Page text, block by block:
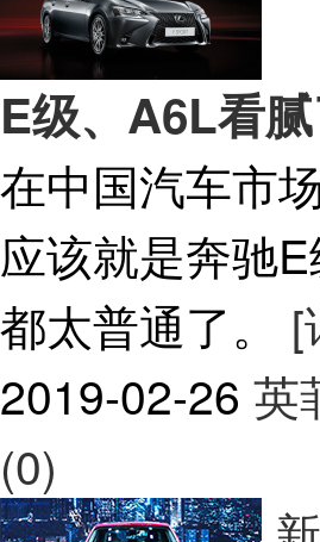
E级、A6L看
在中国汽车市
应该就是奔驰
都太普通了。 [
2019-02-26 英
(0)